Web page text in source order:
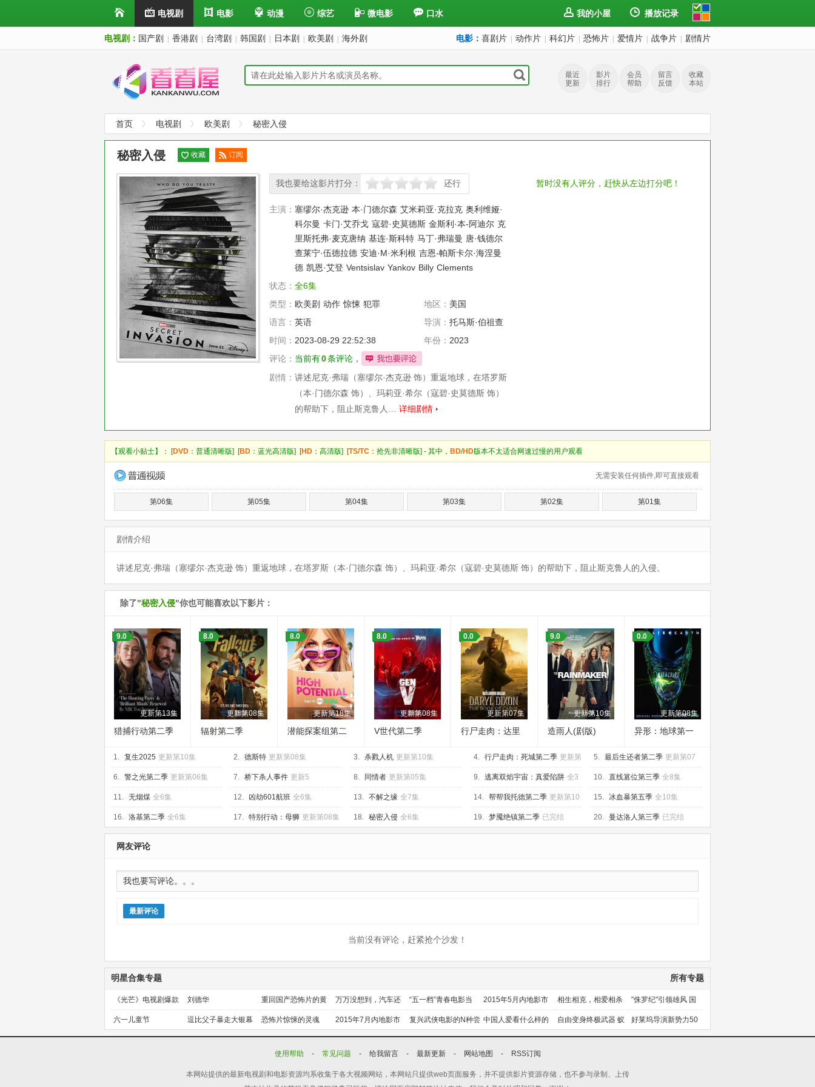
电视剧 电影 动漫 综艺 微电影 口水 我的小屋 播放记录
电视剧： 国产剧 香港剧 台湾剧 韩国剧 日本剧 欧美剧 海外剧 电影： 喜剧片 动作片 科幻片 恐怖片 爱情片 战争片 剧情片
最近
更新
影片
排行
会员
帮助
留言
反馈
收藏
本站
首页 电视剧 欧美剧 秘密入侵
暂时没有人评分，赶快从左边打分吧！
秘密入侵 收藏
订阅
阅
我也要给这影片打分：
很差较差 还行推荐 力荐 还行
主演： 塞缪尔·杰克逊 本·门德尔森 艾米莉亚·克拉克 奥利维娅·
科尔曼 卡门·艾乔戈 寇碧·史莫德斯 金斯利·本-阿迪尔 克
里斯托弗·麦克唐纳 基连·斯科特 马丁·弗瑞曼 唐·钱德尔
查莱宁·伍德拉德 安迪·M·米利根 吉恩-帕斯卡尔·海涅曼
德 凯恩·艾登 Ventsislav Yankov Billy Clements
状态： 全6集
类型： 欧美剧 动作 惊悚 犯罪 地区： 美国
语言： 英语 导演： 托马斯·伯祖查
阿里·萨利姆
时间： 2023-08-29 22:52:38 年份： 2023
评论： 当前有0条评论，
剧情： 讲述尼克·弗瑞（塞缪尔·杰克逊 饰）重返地球，在塔罗斯
（本·门德尔森 饰）、玛莉亚·希尔（寇碧·史莫德斯 饰）
的帮助下，阻止斯克鲁人… 详细剧情
【观看小贴士】： [DVD ：普通清晰版] [BD ：蓝光高清版] [HD ：高清版] [TS/TC ：抢先非清晰版] - 其中， BD/HD版本不太适合网速过慢的用户观看
无需安装任何插件,即可直接观看
第06集 第05集 第04集 第03集 第02集 第01集
剧情介绍
讲述尼克·弗瑞（塞缪尔·杰克逊 饰）重返地球，在塔罗斯（本·门德尔森 饰）、玛莉亚·希尔（寇碧·史莫德斯 饰）的帮助下，阻止斯克鲁人的入侵。
除了"秘密入侵"你也可能喜欢以下影片：
更新第13集
9.0
猎捕行动第二季
更新第08集
8.0
辐射第二季
更新第18集
8.0
潜能探案组第二
更新第08集
8.0
V世代第二季
更新第07集
0.0
行尸走肉：达里
更新第10集
9.0
造雨人(剧版)
更新第08集
0.0
异形：地球第一
1. 复生2025 更新第10集 2. 德斯特 更新第08集 3. 杀戮人机 更新第10集 4. 行尸走肉：死城第二季 更新第
08集
5. 最后生还者第二季 更新第07
集
6. 警之光第二季 更新第06集 7. 桥下杀人事件 更新5 8. 同情者 更新第05集 9. 逃离双焰宇宙：真爱陷阱 全3
集
10. 直线篡位第三季 全8集
11. 无烟煤 全6集 12. 凶劫601航班 全6集 13. 不解之缘 全7集 14. 帮帮我托德第二季 更新第10
集
15. 冰血暴第五季 全10集
16. 洛基第二季 全6集 17. 特别行动：母狮 更新第08集 18. 秘密入侵 全6集 19. 梦魇绝镇第二季 已完结 20. 曼达洛人第三季 已完结
网友评论
最新评论
当前没有评论，赶紧抢个沙发！
所有专题
明星合集专题
《光芒》电视剧爆款
预定！
刘德华 重回国产恐怖片的黄
金时代
万万没想到，汽车还
能干这个？
“五一档”青春电影当
道
2015年5月内地影市
前瞻
相生相克，相爱相杀 "侏罗纪"引领雄风 国
产片下旬逆袭
六一儿童节 逗比父子暴走大银幕 恐怖片惊悚的灵魂 2015年7月内地影市
前瞻
复兴武侠电影的N种尝
试
中国人爱看什么样的
喜剧？
自由变身终极武器 蚁
人能力使用者大盘点
好莱坞导演新势力50
人上篇
使用帮助
- 常见问题 - 给我留言 - 最新更新 - 网站地图 - RSS订阅
本网站提供的最新电视剧和电影资源均系收集于各大视频网站，本网站只提供web页面服务，并不提供影片资源存储，也不参与录制、上传